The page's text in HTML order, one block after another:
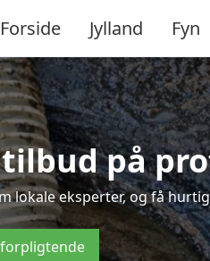
Forside Jylland Fyn
på
eksperter, og få